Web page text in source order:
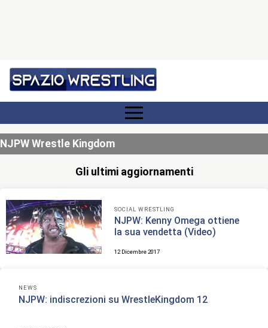
NJPW Wrestle Kingdom
Gli ultimi aggiornamenti
SOCIAL WRESTLING
NJPW: Kenny Omega ottiene
la sua vendetta (Video)
12 Dicembre 2017
NEWS
NJPW: indiscrezioni su WrestleKingdom 12